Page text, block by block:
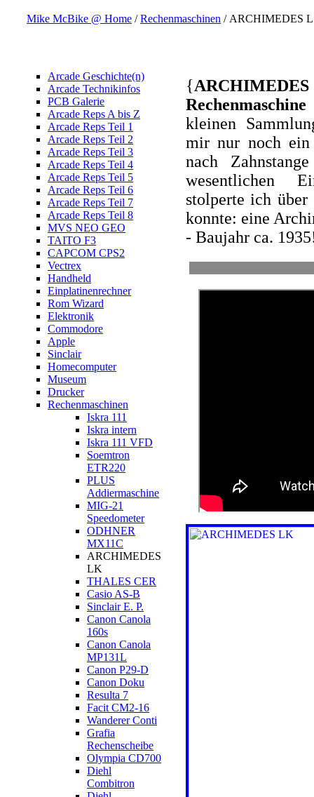
Mike McBike @ Home /Rechenmaschinen / ARCHIMEDES
Arcade Geschichte(n)
Arcade Technikinfos
PCB Galerie
Arcade Reps A bis Z
Arcade Reps Teil 1
Arcade Reps Teil 2
Arcade Reps Teil 3
Arcade Reps Teil 4
Arcade Reps Teil 5
Arcade Reps Teil 6
Arcade Reps Teil 7
Arcade Reps Teil 8
MVS NEO GEO
TAITO F3
CAPCOM CPS2
Vectrex
Handheld
Einplatinenrechner
Rom Wizard
Elektronik
Commodore
Apple
Sinclair
Homecomputer
Museum
Drucker
Rechenmaschinen
Iskra 111
Iskra intern
Iskra 111 VFD
Soemtron
ETR220
PLUS
Addiermaschine
MIG-21
Speedometer
ODHNER
MX11C
ARCHIMEDES
LK
THALES CER
Casio AS-B
Sinclair E. P.
Canon Canola
160s
Canon Canola
MP131L
Canon P29-D
Canon Doku
Resulta 7
Facit CM2-16
Wanderer Conti
Grafia
Rechenscheibe
Olympia CD700
Diehl
Combitron
{
kleinen
mir nur noch ein
nach
wesentlichen
stolperte ich
konnte: eine
- Baujahr ca.